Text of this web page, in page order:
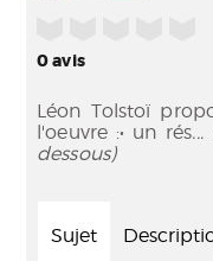
0avis
Léon Tolstoï
l'oeuvre :• un rés
dessous)
Sujet